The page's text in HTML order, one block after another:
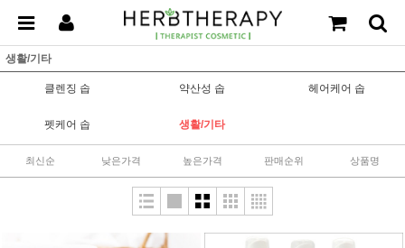
생활/기타
클렌징 솝 약산성 솝 헤어케어 솝
펫케어 솝 생활/기타
최신순 낮은가격 높은가격 판매순위 상품명